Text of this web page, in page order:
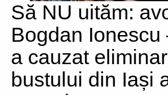
Să NU uităm:
Bogdan Ionescu
a cauzat
bustului din Iași